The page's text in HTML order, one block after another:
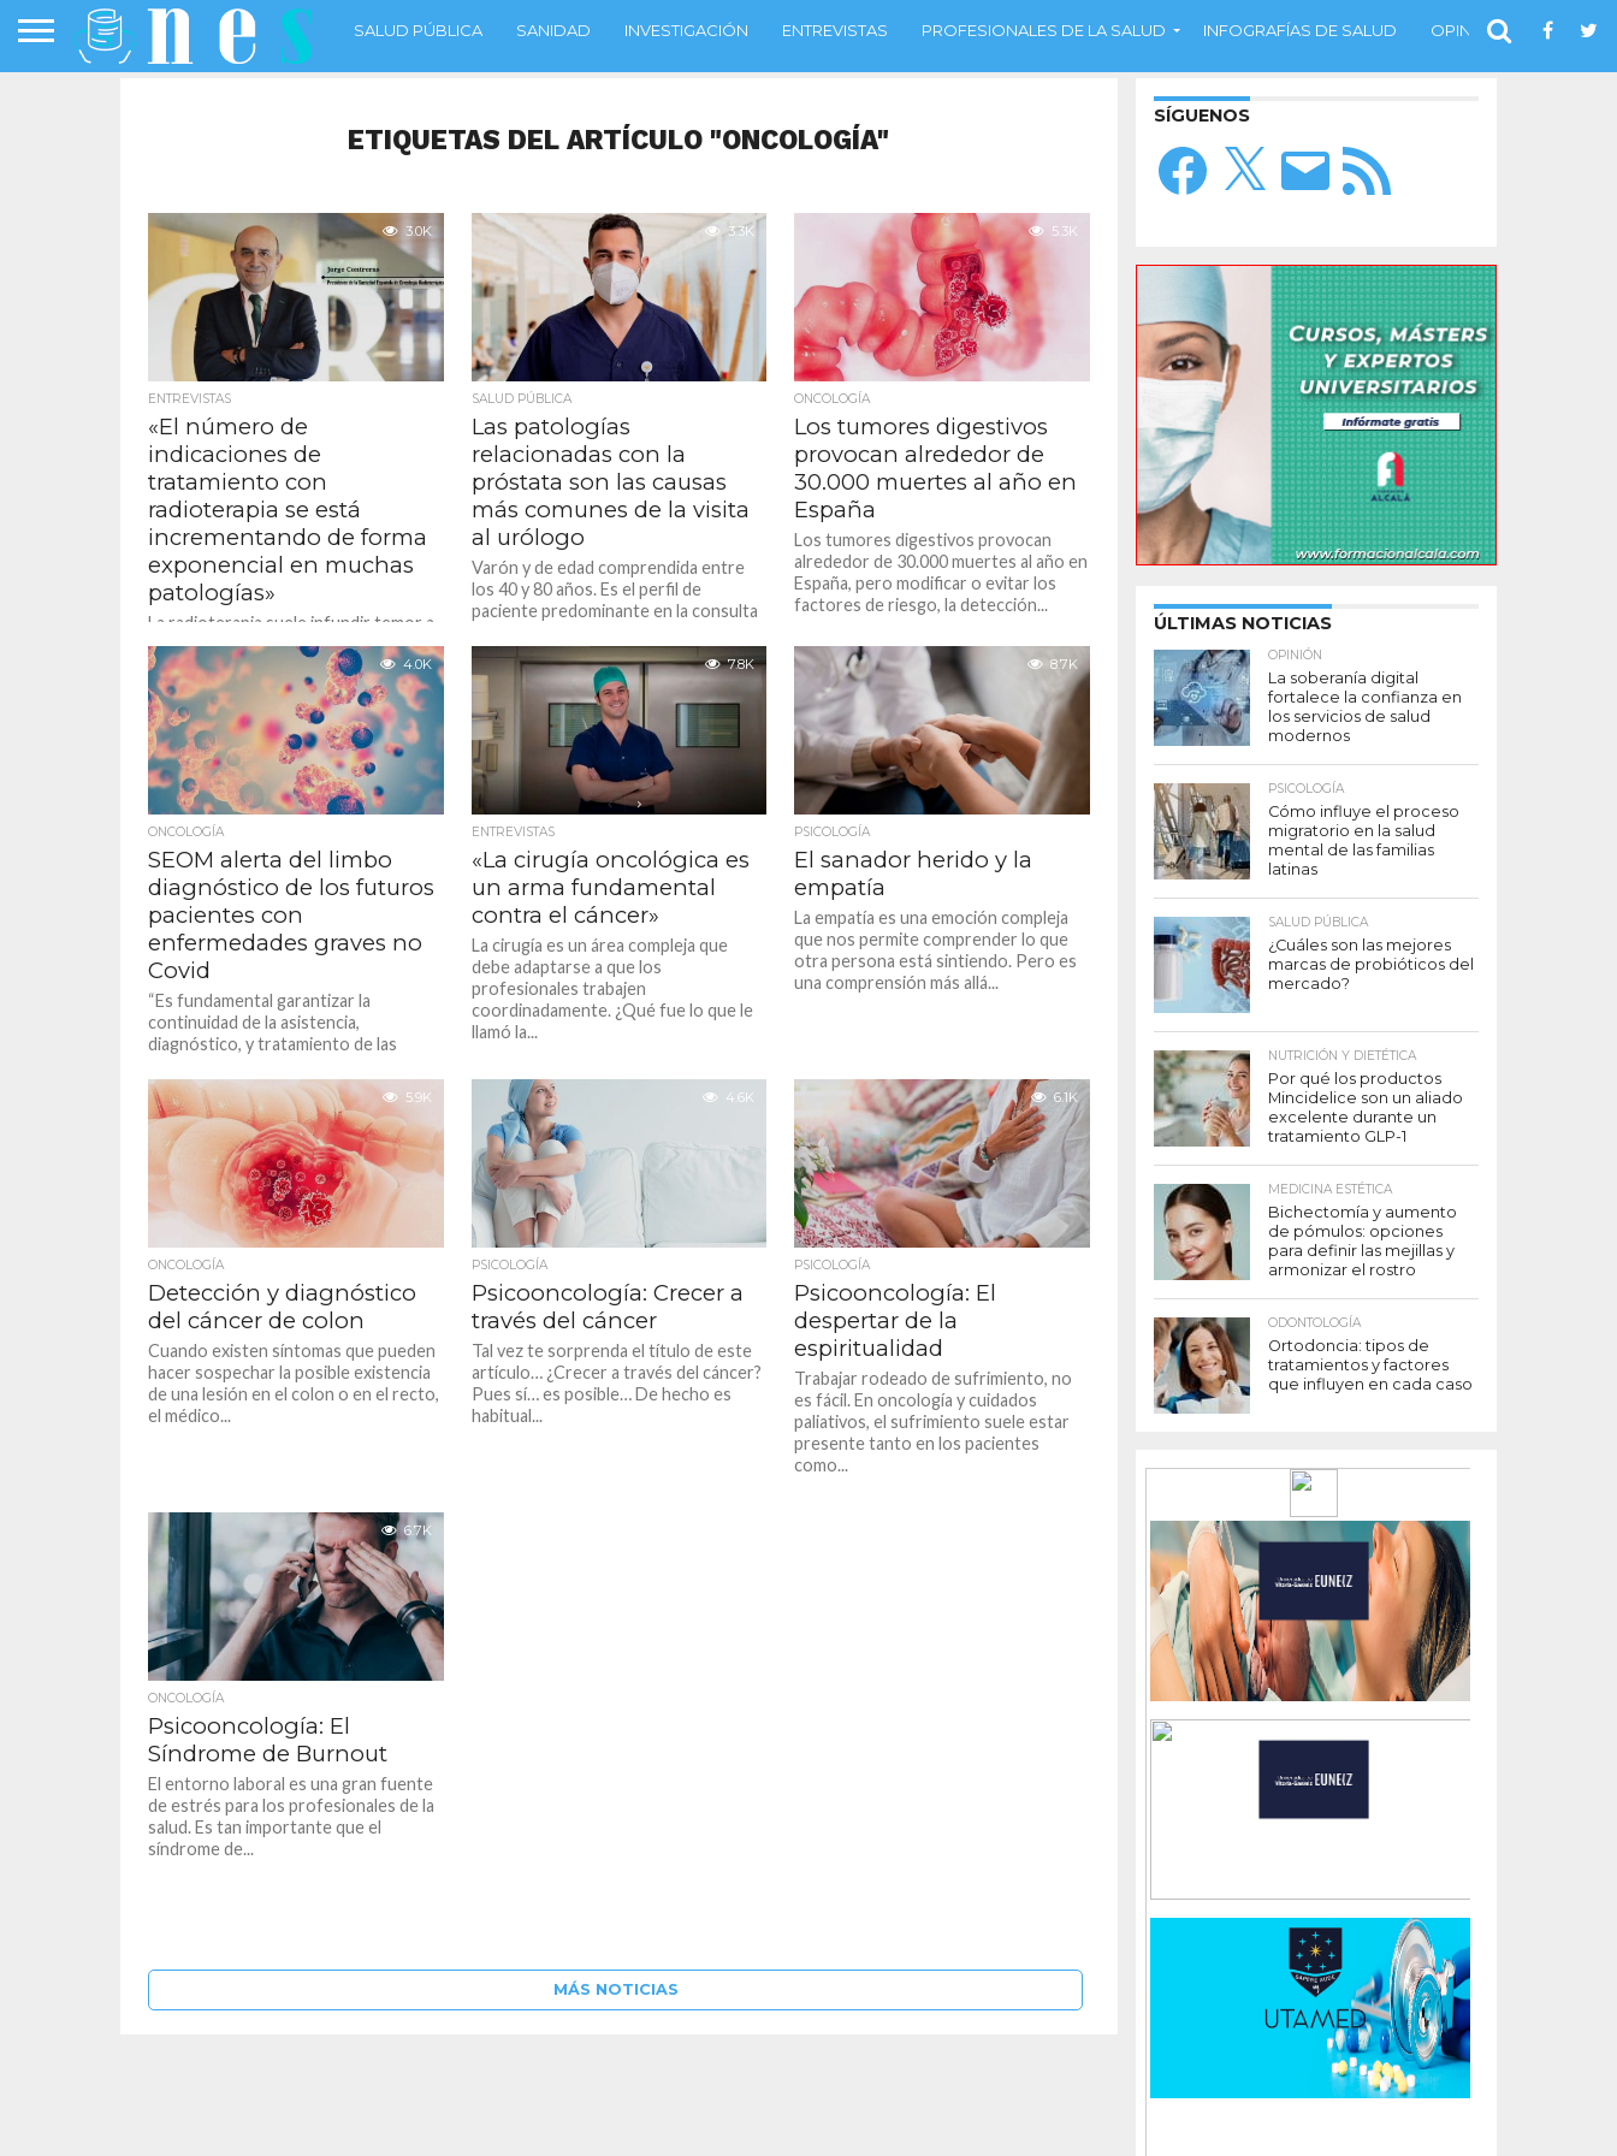
SALUD PÚBLICA SANIDAD INVESTIGACIÓN ENTREVISTAS PROFESIONALES DE LA SALUD INFOGRAFÍAS DE SALUD OPINIÓN
ETIQUETAS DEL ARTÍCULO "ONCOLOGÍA"
3.0K
ENTREVISTAS
«El número de
indicaciones de
tratamiento con
radioterapia se está
incrementando de forma
exponencial en muchas
patologías»
La radioterapia suele infundir temor a
los pacientes, ¿cómo podrían combatir
los pacientes este miedo?
Básicamente, con información,
podríamos decir que la...
3.3K
SALUD PÚBLICA
Las patologías
relacionadas con la
próstata son las causas
más comunes de la visita
al urólogo
Varón y de edad comprendida entre
los 40 y 80 años. Es el perfil de
paciente predominante en la consulta
5.3K
ONCOLOGÍA
Los tumores digestivos
provocan alrededor de
30.000 muertes al año en
España
Los tumores digestivos provocan
alrededor de 30.000 muertes al año en
España, pero modificar o evitar los
factores de riesgo, la detección...
4.0K
ONCOLOGÍA
SEOM alerta del limbo
diagnóstico de los futuros
pacientes con
enfermedades graves no
Covid
“Es fundamental garantizar la
continuidad de la asistencia,
diagnóstico, y tratamiento de las
como es el cáncer, para evitar...
7.8K
ENTREVISTAS
«La cirugía oncológica es
un arma fundamental
contra el cáncer»
La cirugía es un área compleja que
debe adaptarse a que los
profesionales trabajen
coordinadamente. ¿Qué fue lo que le
llamó la...
8.7K
PSICOLOGÍA
El sanador herido y la
empatía
La empatía es una emoción compleja
que nos permite comprender lo que
otra persona está sintiendo. Pero es
una comprensión más allá...
5.9K
ONCOLOGÍA
Detección y diagnóstico
del cáncer de colon
Cuando existen síntomas que pueden
hacer sospechar la posible existencia
de una lesión en el colon o en el recto,
el médico...
4.6K
PSICOLOGÍA
Psicooncología: Crecer a
través del cáncer
Tal vez te sorprenda el título de este
artículo… ¿Crecer a través del cáncer?
Pues sí… es posible… De hecho es
habitual...
6.1K
PSICOLOGÍA
Psicooncología: El
despertar de la
espiritualidad
Trabajar rodeado de sufrimiento, no
es fácil. En oncología y cuidados
paliativos, el sufrimiento suele estar
presente tanto en los pacientes
como...
6.7K
ONCOLOGÍA
Psicooncología: El
Síndrome de Burnout
El entorno laboral es una gran fuente
de estrés para los profesionales de la
salud. Es tan importante que el
síndrome de...
MÁS NOTICIAS
SÍGUENOS
Facebook
X
Correo
electrónico
Feed
RSS
ÚLTIMAS NOTICIAS
OPINIÓN
La soberanía digital
fortalece la confianza en
los servicios de salud
modernos
PSICOLOGÍA
Cómo influye el proceso
migratorio en la salud
mental de las familias
latinas
SALUD PÚBLICA
¿Cuáles son las mejores
marcas de probióticos del
mercado?
NUTRICIÓN Y DIETÉTICA
Por qué los productos
Mincidelice son un aliado
excelente durante un
tratamiento GLP-1
MEDICINA ESTÉTICA
Bichectomía y aumento
de pómulos: opciones
para definir las mejillas y
armonizar el rostro
ODONTOLOGÍA
Ortodoncia: tipos de
tratamientos y factores
que influyen en cada caso